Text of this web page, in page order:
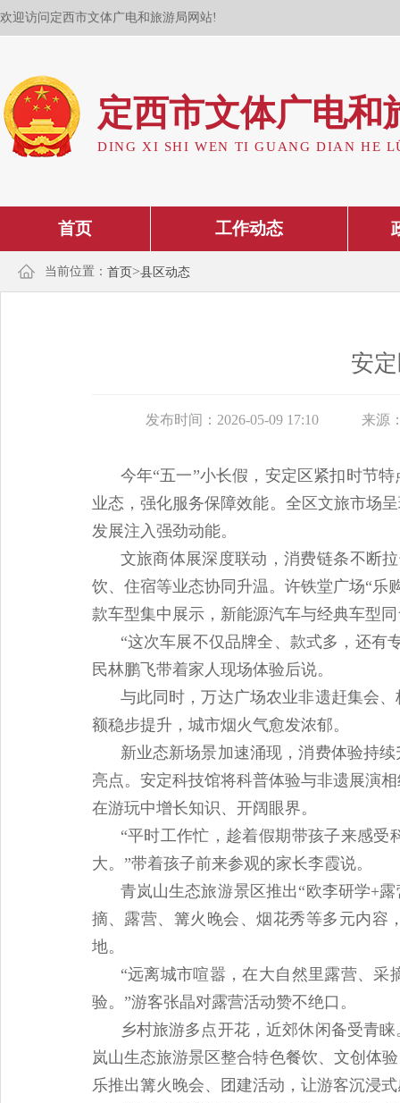
欢迎访问定西市文体广电和旅游局网站!
定西市文体广电和
DING XI SHI WEN TI GUANG DIAN HE
首页 工作动态
当前位置： 首页>县区动态
安
发布时间：2026-05-09 17:10 来源
今年“五一”小长假，安定区紧扣时节
业态，强化服务保障效能。全区文旅市场
发展注入强劲动能。
文旅商体展深度联动，消费链条不断
饮、住宿等业态协同升温。许铁堂广场“乐
款车型集中展示，新能源汽车与经典车型
“这次车展不仅品牌全、款式多，还有
民林鹏飞带着家人现场体验后说。
与此同时，万达广场农业非遗赶集会
额稳步提升，城市烟火气愈发浓郁。
新业态新场景加速涌现，消费体验持
亮点。安定科技馆将科普体验与非遗展演
在游玩中增长知识、开阔眼界。
“平时工作忙，趁着假期带孩子来感
大。”带着孩子前来参观的家长李霞说。
青岚山生态旅游景区推出“欧李研学+
摘、露营、篝火晚会、烟花秀等多元内容
地。
“远离城市喧嚣，在大自然里露营、
验。”游客张晶对露营活动赞不绝口。
乡村旅游多点开花，近郊休闲备受青
岚山生态旅游景区整合特色餐饮、文创体
乐推出篝火晚会、团建活动，让游客沉浸